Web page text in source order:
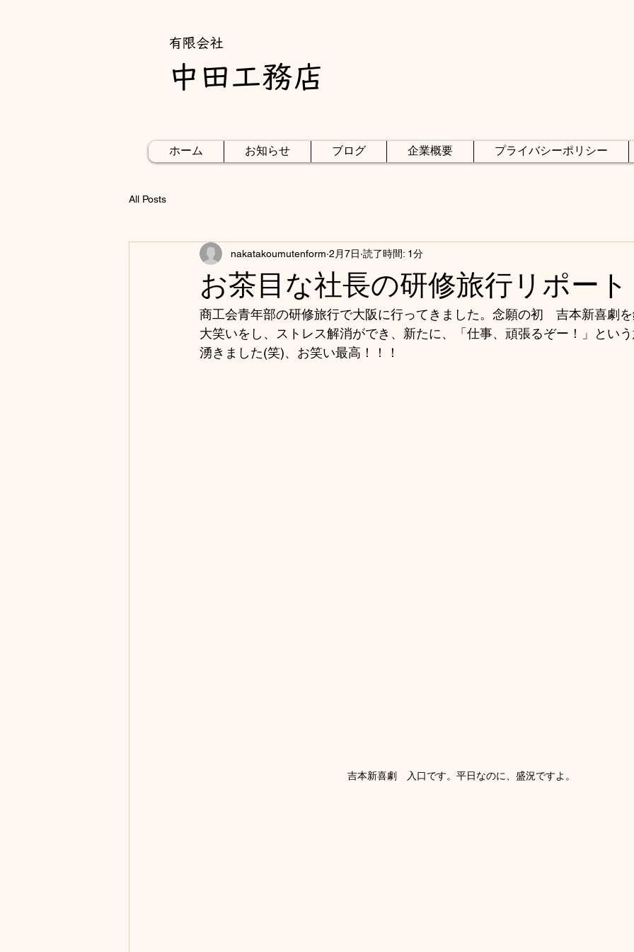
​有限会社
中田工務店
ホーム お知らせ ブログ 企業概要 プライバシーポリシー
All Posts
お茶目な社長の研修旅行リポート
nakatakoumutenform 2月7日 読了時間: 1分
商工会青年部の研修旅行で大阪に行ってきました。念願の初　吉本新喜劇
大笑いをし、ストレス解消ができ、新たに、「仕事、頑張るぞー！」とい
湧きました(笑)、お笑い最高！！！
吉本新喜劇　入口です。平日なのに、盛況ですよ。